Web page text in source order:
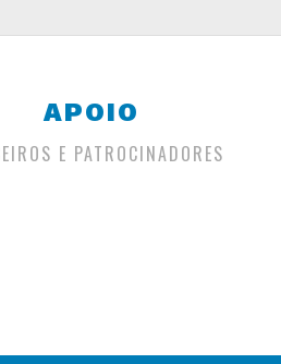
APOIO
E PATROCINADORES